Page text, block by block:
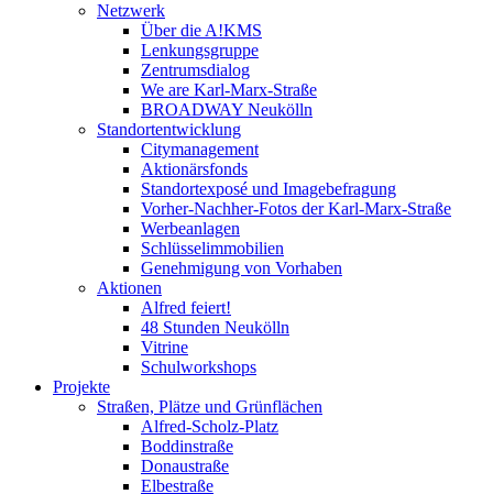
Netzwerk
Über die A!KMS
Lenkungsgruppe
Zentrumsdialog
We are Karl-Marx-Straße
BROADWAY Neukölln
Standortentwicklung
Citymanagement
Aktionärsfonds
Standortexposé und Imagebefragung
Vorher-Nachher-Fotos der Karl-Marx-Straße
Werbeanlagen
Schlüsselimmobilien
Genehmigung von Vorhaben
Aktionen
Alfred feiert!
48 Stunden Neukölln
Vitrine
Schulworkshops
Projekte
Straßen, Plätze und Grünflächen
Alfred-Scholz-Platz
Boddinstraße
Donaustraße
Elbestraße